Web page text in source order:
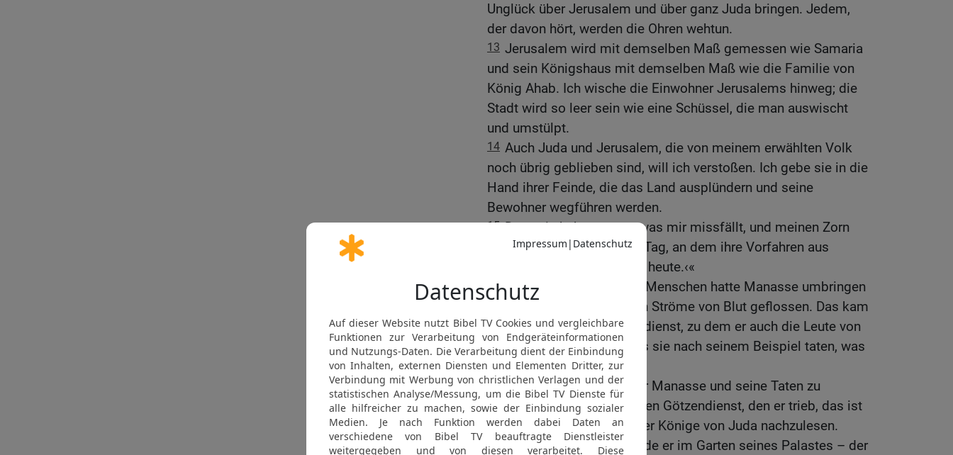
Unglück über Jerusalem und über ganz Juda bringen. Jedem,
der davon hört, werden die Ohren wehtun.
13 Jerusalem wird mit demselben Maß gemessen wie Samaria
und sein Königshaus mit demselben Maß wie die Familie von
König Ahab. Ich wische die Einwohner Jerusalems hinweg; die
Stadt wird so leer sein wie eine Schüssel, die man auswischt
und umstülpt.
14 Auch Juda und Jerusalem, die von meinem erwählten Volk
noch übrig geblieben sind, will ich verstoßen. Ich gebe sie in die
Hand ihrer Feinde, die das Land ausplündern und seine
Bewohner wegführen werden.
15 Denn sie haben getan, was mir missfällt, und meinen Zorn
herausgefordert, von dem Tag, an dem ihre Vorfahren aus
Ägypten gezogen sind, bis heute.‹«
16 Auch viele unschuldige Menschen hatte Manasse umbringen
lassen; in Jerusalem waren Ströme von Blut geflossen. Das kam
noch hinzu zu dem Götzendienst, zu dem er auch die Leute von
Juda verführt hatte, sodass sie nach seinem Beispiel taten, was
dem HERRN missfällt.
17 Was es sonst noch über Manasse und seine Taten zu
berichten gibt, auch über den Götzendienst, den er trieb, das ist
in der amtlichen Chronik der Könige von Juda nachzulesen.
18 Als Manasse starb, wurde er im Garten seines Palastes – der